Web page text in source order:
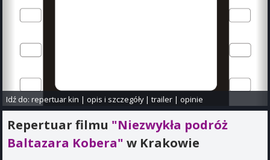
Idź do:repertuar kin |opis i szczegóły|trailer |opinie
Repertuar filmu "Niezwykła podróż
Baltazara Kobera" w Krakowie